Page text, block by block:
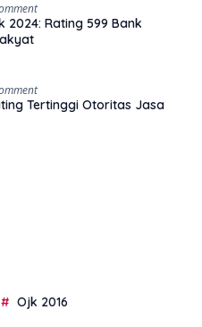
2024: Rating 599 Bank
Tertinggi Otoritas Jasa
Ojk 2016